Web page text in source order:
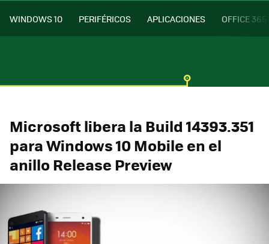
WINDOWS 10 PERIFÉRICOS APLICACIONES OFFICE 365
Microsoft libera la Build 14393.351
para Windows 10 Mobile en el
anillo Release Preview